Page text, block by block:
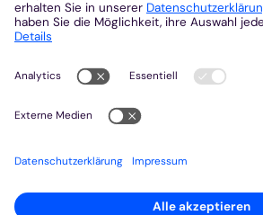
Veranstaltungen
Gottesdienste
Stellenangebote
Kirchenzeitung
Rechtsdatenbank
Meldestelle gemäß